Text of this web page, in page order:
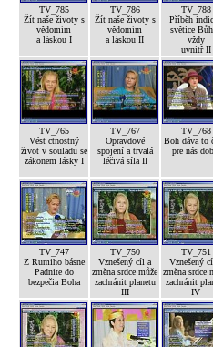
TV_785
Žít naše životy s
vědomím
a láskou I
TV_786
Žít naše životy s
vědomím
a láskou II
TV_788
Příběh
světice
vždy
uvnitř II
TV_765
Vést ctnostný
život v souladu se
zákonem lásky I
TV_767
Opravdové
spojení a trvalá
léčivá síla II
TV_768
Boh dáva to
pre nás
TV_747
Z Rumiho básne
Padnite do
bezpečia Boha
TV_750
Vznešený cíl a
změna srdce může
zachránit planetu
III
TV_751
Vznešený
změna srdce
zachránit
IV